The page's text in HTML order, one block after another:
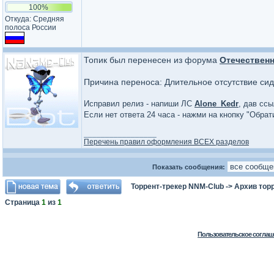
100%
Откуда: Средняя
полоса России
Топик был перенесен из форума
Причина переноса: Длительное отсутствие
Исправил релиз - напиши ЛС Alone_Kedr, дав
Если нет ответа 24 часа - нажми на кнопку
Перечень правил оформления ВСЕХ разделов
Показать сообщения:
Торрент-трекер NNM-Club -> Архив
Страница 1 из 1
Пользовательское